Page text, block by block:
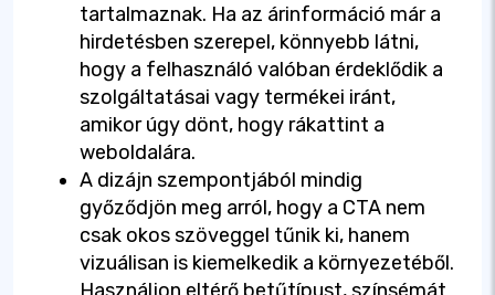
tartalmaznak. Ha az árinformáció már a
hirdetésben szerepel, könnyebb látni,
hogy a felhasználó valóban érdeklődik a
szolgáltatásai vagy termékei iránt,
amikor úgy dönt, hogy rákattint a
weboldalára.
A dizájn szempontjából mindig
győződjön meg arról, hogy a CTA nem
csak okos szöveggel tűnik ki, hanem
vizuálisan is kiemelkedik a környezetéből.